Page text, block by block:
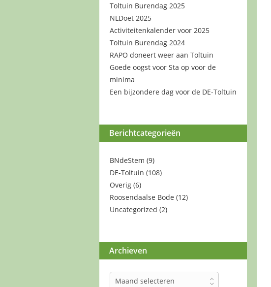
Toltuin Burendag 2025
NLDoet 2025
Activiteitenkalender voor 2025
Toltuin Burendag 2024
RAPO doneert weer aan Toltuin
Goede oogst voor Sta op voor de
minima
Een bijzondere dag voor de DE-Toltuin
Berichtcategorieën
BNdeStem (9)
DE-Toltuin (108)
Overig (6)
Roosendaalse Bode (12)
Uncategorized (2)
Archieven
Archieven
Maand selecteren